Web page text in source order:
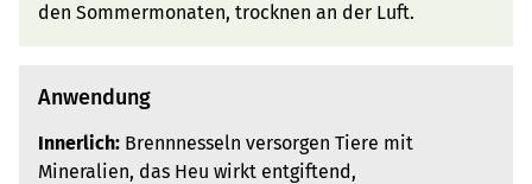
den Sommermonaten, trocknen an der Luft.
Anwendung
Innerlich: Brennnesseln versorgen Tiere mit
Mineralien, das Heu wirkt entgiftend,